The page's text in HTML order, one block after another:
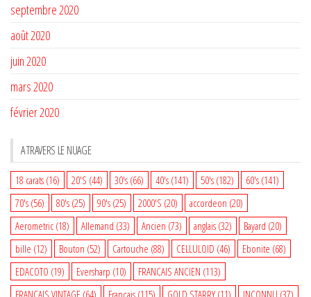
septembre 2020
août 2020
juin 2020
mars 2020
février 2020
A TRAVERS LE NUAGE
18 carats (16) 20'S (44) 30's (66) 40's (141) 50's (182) 60's (141)
70's (56) 80's (25) 90's (25) 2000'S (20) accordeon (20)
Aerometric (18) Allemand (33) Ancien (73) anglais (32) Bayard (20)
bille (12) Bouton (52) Cartouche (88) CELLULOID (46) Ebonite (68)
EDACOTO (19) Eversharp (10) FRANCAIS ANCIEN (113)
FRANCAIS VINTAGE (64) Français (115) GOLD STARRY (11) INCONNU (37)